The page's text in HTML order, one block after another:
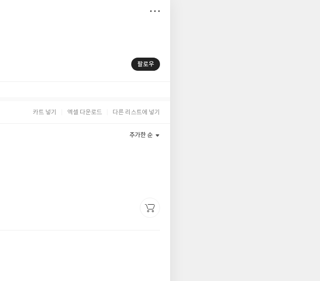
팔로우
카트 넣기 엑셀 다운로드 다른 리스트에 넣기
추가한 순